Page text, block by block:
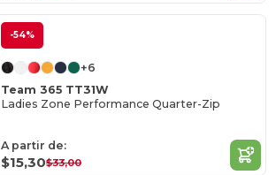
-54%
+6
Team 365 TT31W
Ladies Zone Performance Quarter-Zip
A partir de:
$15,30$33,00